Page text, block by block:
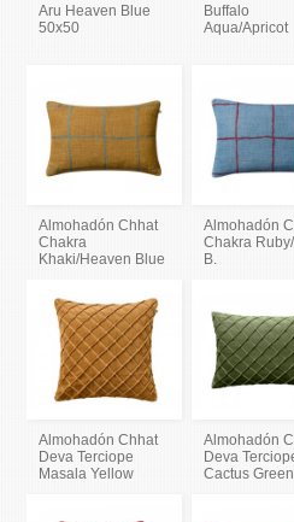
Aru Heaven Blue
50x50
Buffalo
Aqua/Apricot
Almohadón Chhat
Chakra
Khaki/Heaven Blue
Almohadón
Chakra
B.
Almohadón Chhat
Deva Terciope
Masala Yellow
Almohadón
Deva
Cactus Green